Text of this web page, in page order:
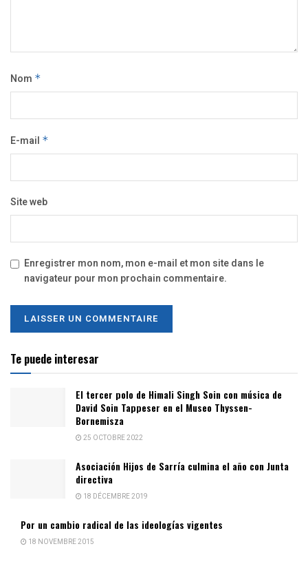
Nom *
E-mail *
Site web
Enregistrer mon nom, mon e-mail et mon site dans le
navigateur pour mon prochain commentaire.
Te puede interesar
El tercer polo de Himali Singh Soin con música de
David Soin Tappeser en el Museo Thyssen-
Bornemisza
25 OCTOBRE 2022
Asociación Hijos de Sarría culmina el año con Junta
directiva
18 DÉCEMBRE 2019
Por un cambio radical de las ideologías vigentes
18 NOVEMBRE 2015